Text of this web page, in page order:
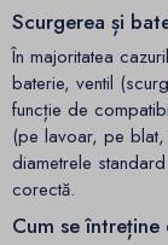
Scurgerea și
În majoritatea
baterie, ventil
funcție de
(pe lavoar, pe blat,
diametrele
corectă.
Cum se